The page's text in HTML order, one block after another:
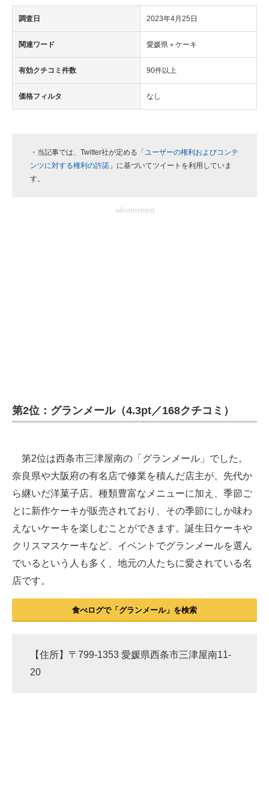
IT製品の技術・比較・事例
製造業のIT導入・活用を支援
モノづくり技術者専門サイト
エレクトロニクス専門サイト
エネルギーの専門メディア
建設×テクノロジーの最前線
調査日 2023年4月25日
関連ワード 愛媛県＋ケーキ
有効クチコミ件数 90件以上
価格フィルタ なし
・当記事では、Twitter社が定める「 ユーザーの権利およびコンテ
ンツに対する権利の許諾 」に基づいてツイートを利用していま
す。
advertisement
第2位：グランメール（4.3pt／168クチコミ）
第2位は西条市三津屋南の「グランメール」でした。
奈良県や大阪府の有名店で修業を積んだ店主が、先代か
ら継いだ洋菓子店。種類豊富なメニューに加え、季節ご
とに新作ケーキが販売されており、その季節にしか味わ
えないケーキを楽しむことができます。誕生日ケーキや
クリスマスケーキなど、イベントでグランメールを選ん
でいるという人も多く、地元の人たちに愛されている名
店です。
食べログで「グランメール」を検索
【住所】〒799-1353 愛媛県西条市三津屋南11-
20